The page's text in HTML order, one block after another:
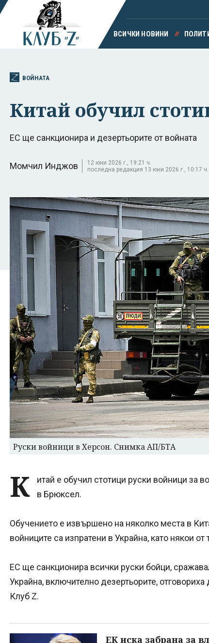
ВСИЧКИ НОВИНИ
ВОЙНАТА
Китай обучил
ЕС ще санкционира и дезертьорите от войната
Момчил Инджов
12 юни 2026 г., 19:21 ч.
последна редакция 13 юни 2026 г., 10:17 ч.
Руски войници в Херсон. Снимка АП/БТА
К
итай е обучил стотици руски войници за
в Брюксел.
Обучението е извършено на няколко места в
войниците са изпратени в Украйна, като някои от
ЕС ще санкционира всички руски бойци,
Украйна, включително дезертьорите,
Клуб Z.
ЕК иска забрана за